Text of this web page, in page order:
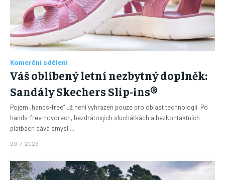
Komerční sdělení
Váš oblíbený letní nezbytný doplněk:
Sandály Skechers Slip-ins®
Pojem „hands-free“ už není vyhrazen pouze pro oblast technologií. Po
hands-free hovorech, bezdrátových sluchátkách a bezkontaktních
platbách dává smysl,...
20. 7. 2026